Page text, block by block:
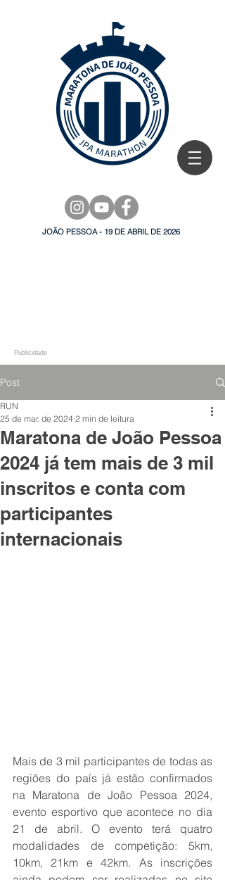
JOÃO PESSOA - 19 DE ABRIL DE 2026
Publicidade
Post
Maratona de João Pessoa
2024 já tem mais de 3 mil
inscritos e conta com
participantes
internacionais
RUN
25 de mar. de 2024 2 min de leitura
Mais de 3 mil participantes de todas as
regiões do país já estão confirmados
na Maratona de João Pessoa 2024,
evento esportivo que acontece no dia
21 de abril. O evento terá quatro
modalidades de competição: 5km,
10km, 21km e 42km. As inscrições